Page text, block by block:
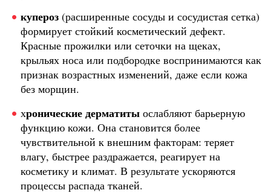
купероз (расширенные сосуды и сосудистая сетка)
формирует стойкий косметический дефект.
Красные прожилки или сеточки на щеках,
крыльях носа или подбородке воспринимаются как
признак возрастных изменений, даже если кожа
без морщин.
хронические дерматиты ослабляют барьерную
функцию кожи. Она становится более
чувствительной к внешним факторам: теряет
влагу, быстрее раздражается, реагирует на
косметику и климат. В результате ускоряются
процессы распада тканей.